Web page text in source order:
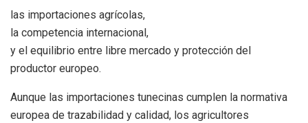
las importaciones agrícolas,
la competencia internacional,
y el equilibrio entre libre mercado y protección del
productor europeo.
Aunque las importaciones tunecinas cumplen la normativa
europea de trazabilidad y calidad, los agricultores